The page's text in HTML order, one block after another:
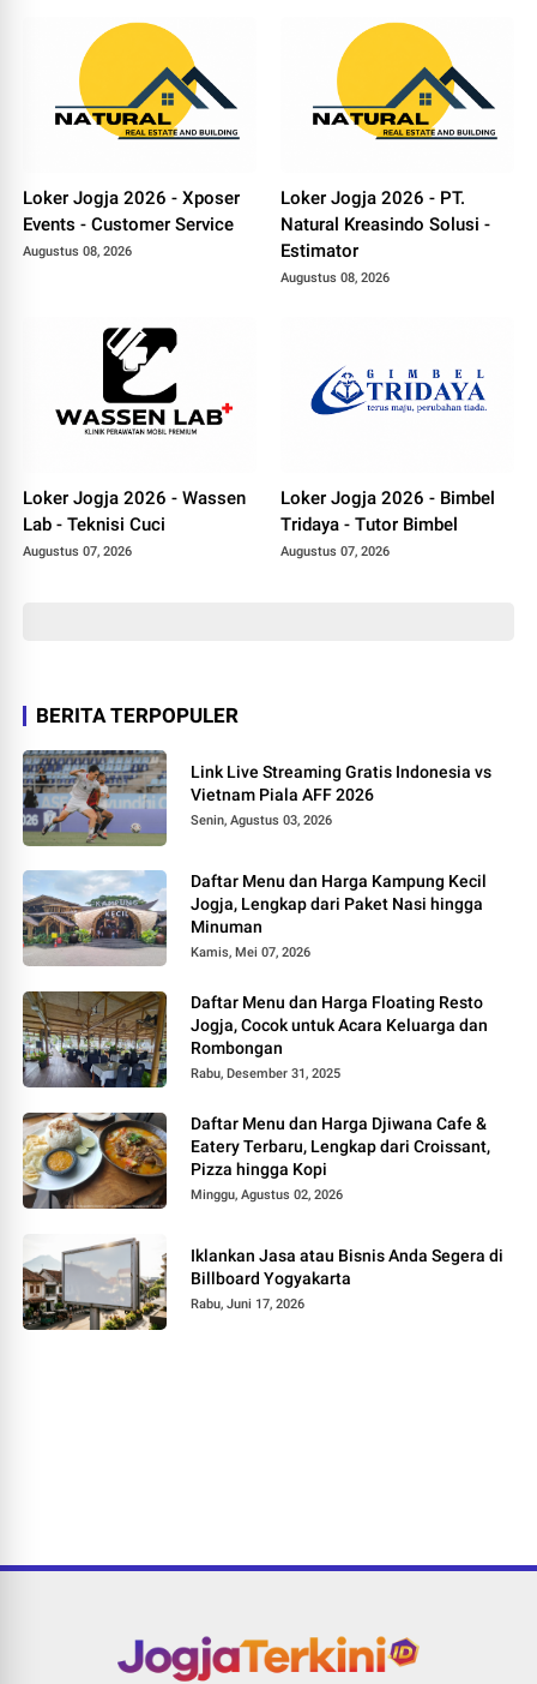
Loker Jogja 2026 - Xposer
Events - Customer Service
Augustus 08, 2026
Loker Jogja 2026 - PT.
Natural Kreasindo Solusi -
Estimator
Augustus 08, 2026
Loker Jogja 2026 - Wassen
Lab - Teknisi Cuci
Augustus 07, 2026
Loker Jogja 2026 - Bimbel
Tridaya - Tutor Bimbel
Augustus 07, 2026
BERITA TERPOPULER
Link Live Streaming Gratis Indonesia vs
Vietnam Piala AFF 2026
Senin, Agustus 03, 2026
Daftar Menu dan Harga Kampung Kecil
Jogja, Lengkap dari Paket Nasi hingga
Minuman
Kamis, Mei 07, 2026
Daftar Menu dan Harga Floating Resto
Jogja, Cocok untuk Acara Keluarga dan
Rombongan
Rabu, Desember 31, 2025
Daftar Menu dan Harga Djiwana Cafe &
Eatery Terbaru, Lengkap dari Croissant,
Pizza hingga Kopi
Minggu, Agustus 02, 2026
Iklankan Jasa atau Bisnis Anda Segera di
Billboard Yogyakarta
Rabu, Juni 17, 2026